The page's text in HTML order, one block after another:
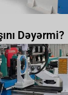
Dəyərmi?